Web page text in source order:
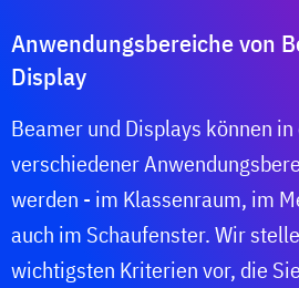
Anwendungsbereiche von
Display
Beamer und Displays können
verschiedener
werden - im Klassenraum, im
auch im Schaufenster. Wir
wichtigsten Kriterien vor, die